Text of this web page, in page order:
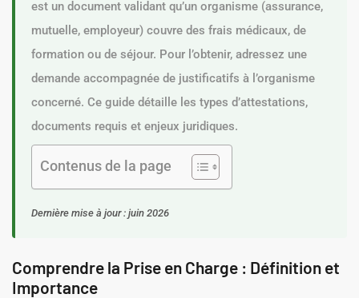
est un document validant qu’un organisme (assurance,
mutuelle, employeur) couvre des frais médicaux, de
formation ou de séjour. Pour l’obtenir, adressez une
demande accompagnée de justificatifs à l’organisme
concerné. Ce guide détaille les types d’attestations,
documents requis et enjeux juridiques.
Contenus de la page
Dernière mise à jour : juin 2026
Comprendre la Prise en Charge : Définition et
Importance